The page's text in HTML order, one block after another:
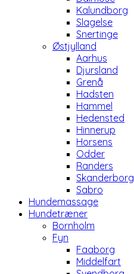
Kalundborg
Slagelse
Snertinge
Østjylland
Aarhus
Djursland
Grenå
Hadsten
Hammel
Hedensted
Hinnerup
Horsens
Odder
Randers
Skanderborg
Sabro
Hundemassage
Hundetræner
Bornholm
Fyn
Faaborg
Middelfart